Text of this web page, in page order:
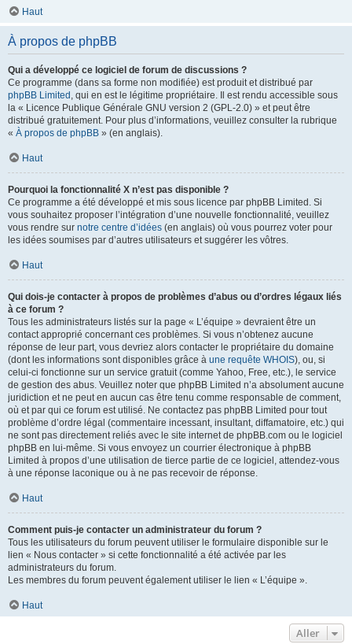
Haut
À propos de phpBB
Qui a développé ce logiciel de forum de discussions ?
Ce programme (dans sa forme non modifiée) est produit et distribué par
phpBB Limited , qui en est le légitime propriétaire. Il est rendu accessible sous
la « Licence Publique Générale GNU version 2 (GPL-2.0) » et peut être
distribué gratuitement. Pour plus d’informations, veuillez consulter la rubrique
« À propos de phpBB » (en anglais).
Haut
Pourquoi la fonctionnalité X n’est pas disponible ?
Ce programme a été développé et mis sous licence par phpBB Limited. Si
vous souhaitez proposer l’intégration d’une nouvelle fonctionnalité, veuillez
vous rendre sur notre centre d’idées (en anglais) où vous pourrez voter pour
les idées soumises par d’autres utilisateurs et suggérer les vôtres.
Haut
Qui dois-je contacter à propos de problèmes d’abus ou d’ordres légaux liés
à ce forum ?
Tous les administrateurs listés sur la page « L’équipe » devraient être un
contact approprié concernant ces problèmes. Si vous n’obtenez aucune
réponse de leur part, vous devriez alors contacter le propriétaire du domaine
(dont les informations sont disponibles grâce à une requête WHOIS), ou, si
celui-ci fonctionne sur un service gratuit (comme Yahoo, Free, etc.), le service
de gestion des abus. Veuillez noter que phpBB Limited n’a absolument aucune
juridiction et ne peut en aucun cas être tenu comme responsable de comment,
où et par qui ce forum est utilisé. Ne contactez pas phpBB Limited pour tout
problème d’ordre légal (commentaire incessant, insultant, diffamatoire, etc.) qui
ne sont pas directement reliés avec le site internet de phpBB.com ou le logiciel
phpBB en lui-même. Si vous envoyez un courrier électronique à phpBB
Limited à propos d’une utilisation de tierce partie de ce logiciel, attendez-vous
à une réponse laconique ou à ne pas recevoir de réponse.
Haut
Comment puis-je contacter un administrateur du forum ?
Tous les utilisateurs du forum peuvent utiliser le formulaire disponible sur le
lien « Nous contacter » si cette fonctionnalité a été activée par les
administrateurs du forum.
Les membres du forum peuvent également utiliser le lien « L’équipe ».
Haut
Aller